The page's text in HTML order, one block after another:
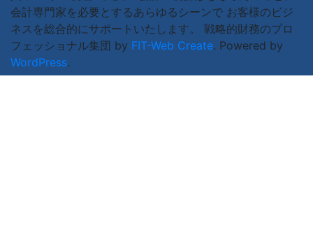
会計専門家を必要とするあらゆるシーンで お客様のビジ
ネスを総合的にサポートいたします。 戦略的財務のプロ
フェッショナル集団 by FIT-Web Create. Powered by
WordPress.